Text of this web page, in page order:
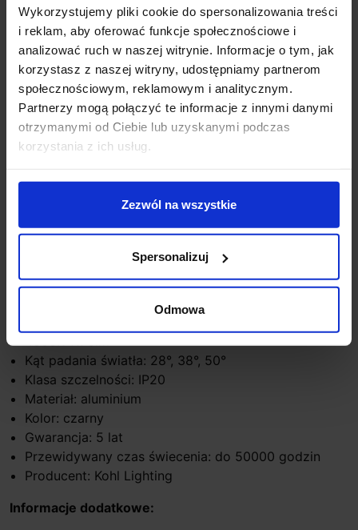
Wykorzystujemy pliki cookie do spersonalizowania treści
i reklam, aby oferować funkcje społecznościowe i
analizować ruch w naszej witrynie. Informacje o tym, jak
korzystasz z naszej witryny, udostępniamy partnerom
społecznościowym, reklamowym i analitycznym.
Partnerzy mogą połączyć te informacje z innymi danymi
otrzymanymi od Ciebie lub uzyskanymi podczas
korzystania z ich usług.
Zezwól na wszystkie
Spersonalizuj
Odmowa
indywidualnych potrzeb. Lampa charakteryzuje się
wysoką jakością wykonania, klasą szczelności IP20
oraz długą żywotnością do 50000 godzin. Produkt
objęty 5-letnią gwarancją, dostępny również w wersji
ściemnialnej Switchdimm lub DALI.
Dane techniczne:
Źródło światła: LED zintegrowany
Zasilanie: 230V
Temperatura barwy światła: 2700K (ciepła), 3000K
(biała ciepła), 4000K (biała naturalna)
Strumień światła: 8W: 2700K-548lm, 3000K-568lm,
Kąt padania światła: 28°, 38°, 50°
Klasa szczelności: IP20
Materiał: aluminium
Kolor: czarny
Gwarancja: 5 lat
Przewidywany czas świecenia: do 50000 godzin
Producent: Kohl Lighting
Informacje dodatkowe: